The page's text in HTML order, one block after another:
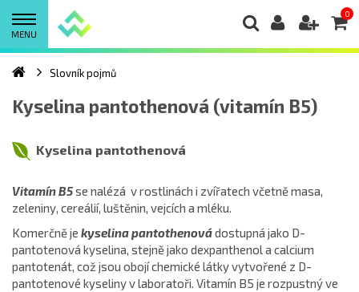
MENU
0
Slovník pojmů
Kyselina pantothenová (vitamín B5)
Kyselina pantothenová
Vitamín B5se nalézá v rostlinách i zvířatech včetně masa,
zeleniny, cereálií, luštěnin, vejcích a mléku.
Komerčně je kyselina pantothenovádostupná jako D-
pantotenová kyselina, stejně jako dexpanthenol a calcium
pantotenát, což jsou obojí chemické látky vytvořené z D-
pantotenové kyseliny v laboratoři. Vitamín B5 je rozpustný ve